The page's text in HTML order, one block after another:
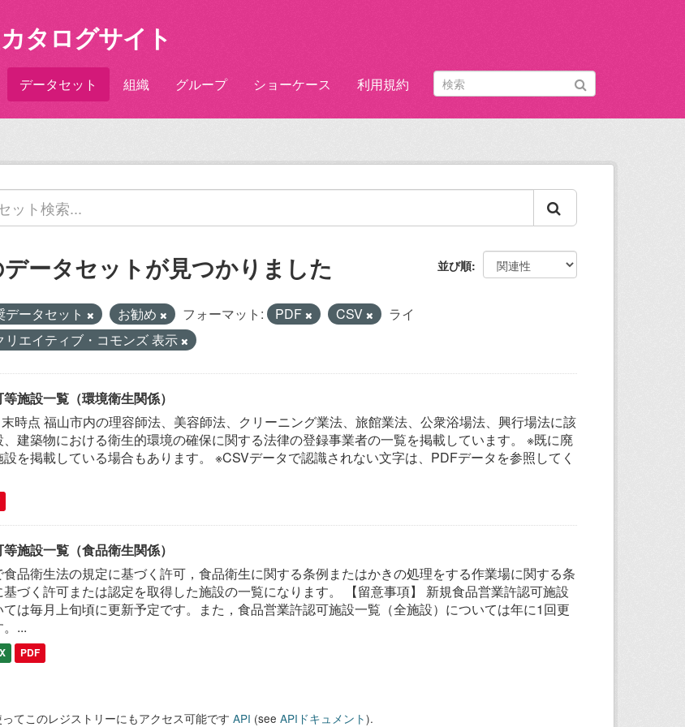
タログサイト
データセット 組織 グループ ショーケース 利用規約
並び順
ータセットが見つかりました
データセット お勧め フォーマット: PDF CSV
ライ
リエイティブ・コモンズ 表示
施設一覧（環境衛生関係）
時点 福山市内の理容師法、美容師法、クリーニング業法、旅館業法、公衆浴場法、興行場法に該
、建築物における衛生的環境の確保に関する法律の登録事業者の一覧を掲載しています。 ※既に廃
を掲載している場合もあります。 ※CSVデータで認識されない文字は、PDFデータを参照してく
施設一覧（食品衛生関係）
品衛生法の規定に基づく許可，食品衛生に関する条例またはかきの処理をする作業場に関する条
づく許可または認定を取得した施設の一覧になります。 【留意事項】 新規食品営業許認可施設
は毎月上旬頃に更新予定です。また，食品営業許認可施設一覧（全施設）については年に1回更
...
PDF
てこのレジストリーにもアクセス可能です API (see APIドキュメント).